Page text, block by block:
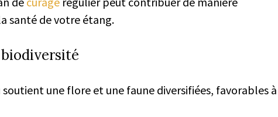
santé de votre étang.
une flore et une faune diversifiées, favorables à